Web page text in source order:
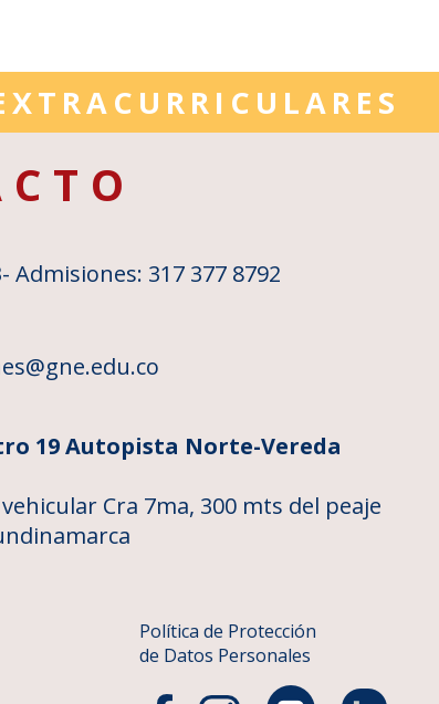
- Admisiones: 317 377 8792
19 Autopista Norte-Vereda
Cra 7ma, 300 mts del peaje
Política de Protección
de Datos Personales